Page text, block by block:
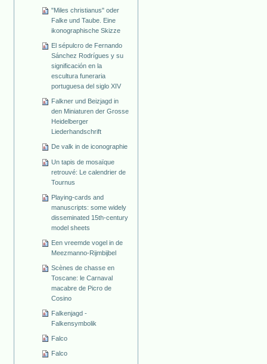
"Miles christianus" oder
Falke und Taube. Eine
ikonographische Skizze
El sépulcro de Fernando
Sánchez Rodrígues y su
significación en la
escultura funeraria
portuguesa del siglo XIV
Falkner und Beizjagd in
den Miniaturen der Grosse
Heidelberger
Liederhandschrift
De valk in de iconographie
Un tapis de mosaïque
retrouvé: Le calendrier de
Tournus
Playing-cards and
manuscripts: some widely
disseminated 15th-century
model sheets
Een vreemde vogel in de
Meezmanno-Rijmbijbel
Scènes de chasse en
Toscane: le Carnaval
macabre de Picro de
Cosino
Falkenjagd -
Falkensymbolik
Falco
Falco